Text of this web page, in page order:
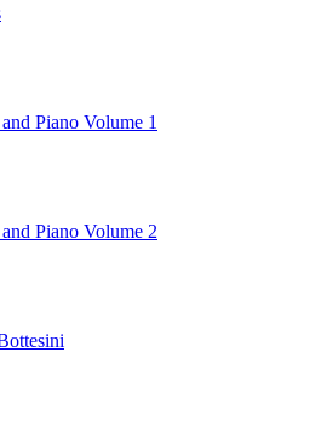
Piano Volume 1
Piano Volume 2